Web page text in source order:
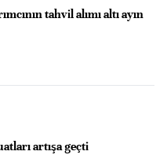
tahvil alımı altı ayın
artışa geçti